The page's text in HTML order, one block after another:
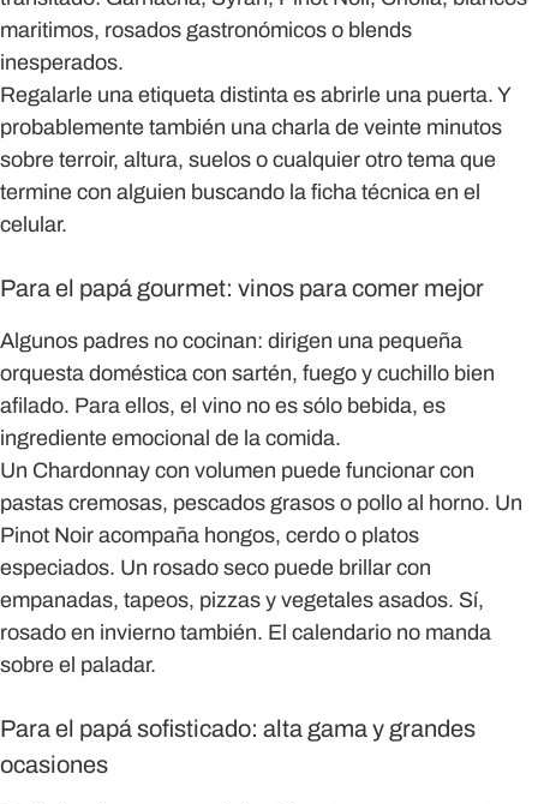
maritimos, rosados gastronómicos o blends
inesperados.
Regalarle una etiqueta distinta es abrirle una puerta. Y
probablemente también una charla de veinte minutos
sobre terroir, altura, suelos o cualquier otro tema que
termine con alguien buscando la ficha técnica en el
celular.
Para el papá gourmet: vinos para comer mejor
Algunos padres no cocinan: dirigen una pequeña
orquesta doméstica con sartén, fuego y cuchillo bien
afilado. Para ellos, el vino no es sólo bebida, es
ingrediente emocional de la comida.
Un Chardonnay con volumen puede funcionar con
pastas cremosas, pescados grasos o pollo al horno. Un
Pinot Noir acompaña hongos, cerdo o platos
especiados. Un rosado seco puede brillar con
empanadas, tapeos, pizzas y vegetales asados. Sí,
rosado en invierno también. El calendario no manda
sobre el paladar.
Para el papá sofisticado: alta gama y grandes
ocasiones